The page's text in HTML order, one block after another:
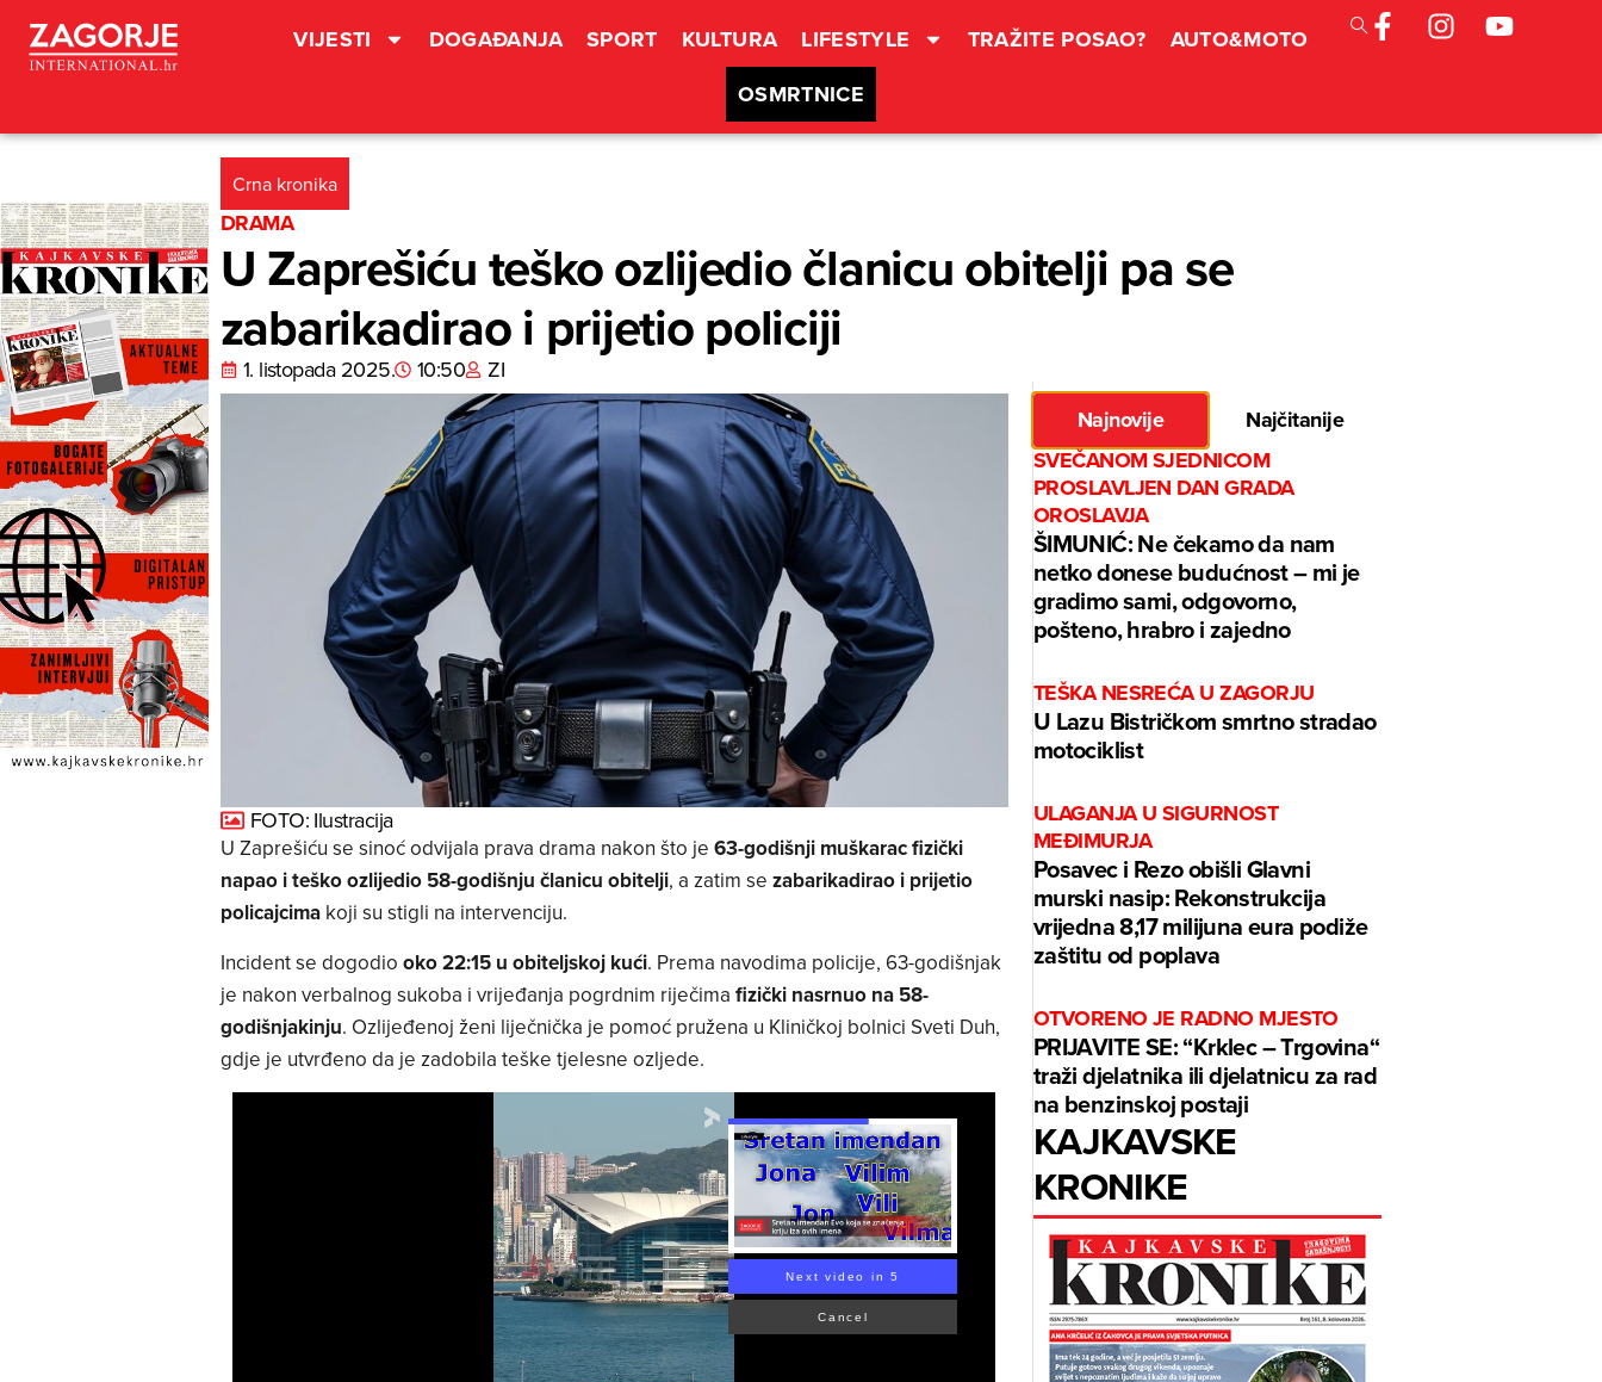
VIJESTI DOGAĐANJA SPORT KULTURA LIFESTYLE TRAŽITE POSAO?
AUTO&MOTO
OSMRTNICE
Crna kronika
DRAMA
U Zaprešiću teško ozlijedio članicu obitelji pa se
zabarikadirao i prijetio policiji
1. listopada 2025. 10:50 ZI
FOTO: Ilustracija
U Zaprešiću se sinoć odvijala prava drama nakon što je 63-godišnji muškarac fizički
napao i teško ozlijedio 58-godišnju članicu obitelji, a zatim se zabarikadirao i prijetio
policajcimakoji su stigli na intervenciju.
Incident se dogodio oko 22:15 u obiteljskoj kući. Prema navodima policije, 63-godišnjak
je nakon verbalnog sukoba i vrijeđanja pogrdnim riječima fizički nasrnuo na 58-
godišnjakinju. Ozlijeđenoj ženi liječnička je pomoć pružena u Kliničkoj bolnici Sveti Duh,
gdje je utvrđeno da je zadobila teške tjelesne ozljede.
Next video in 4
Cancel
Najnovije
Najčitanije
SVEČANOM SJEDNICOM
PROSLAVLJEN DAN GRADA
OROSLAVJA
ŠIMUNIĆ: Ne čekamo da nam
netko donese budućnost – mi je
gradimo sami, odgovorno,
pošteno, hrabro i zajedno
TEŠKA NESREĆA U ZAGORJU
U Lazu Bistričkom smrtno stradao
motociklist
ULAGANJA U SIGURNOST
MEĐIMURJA
Posavec i Rezo obišli Glavni
murski nasip: Rekonstrukcija
vrijedna 8,17 milijuna eura podiže
zaštitu od poplava
OTVORENO JE RADNO MJESTO
PRIJAVITE SE: “Krklec – Trgovina“
traži djelatnika ili djelatnicu za rad
na benzinskoj postaji
KAJKAVSKE
KRONIKE